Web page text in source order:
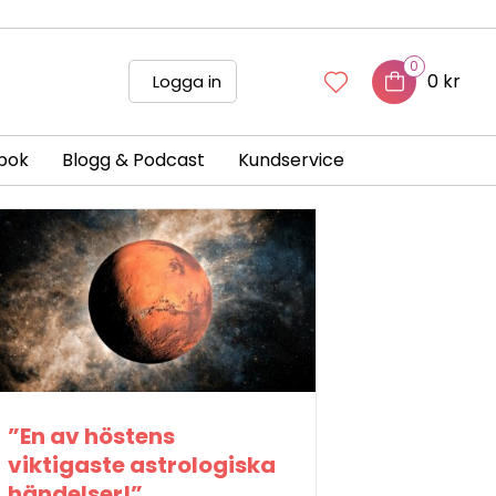
Logga in
0
0 kr
Blogg & Podcast Kundservice
”En av höstens
viktigaste astrologiska